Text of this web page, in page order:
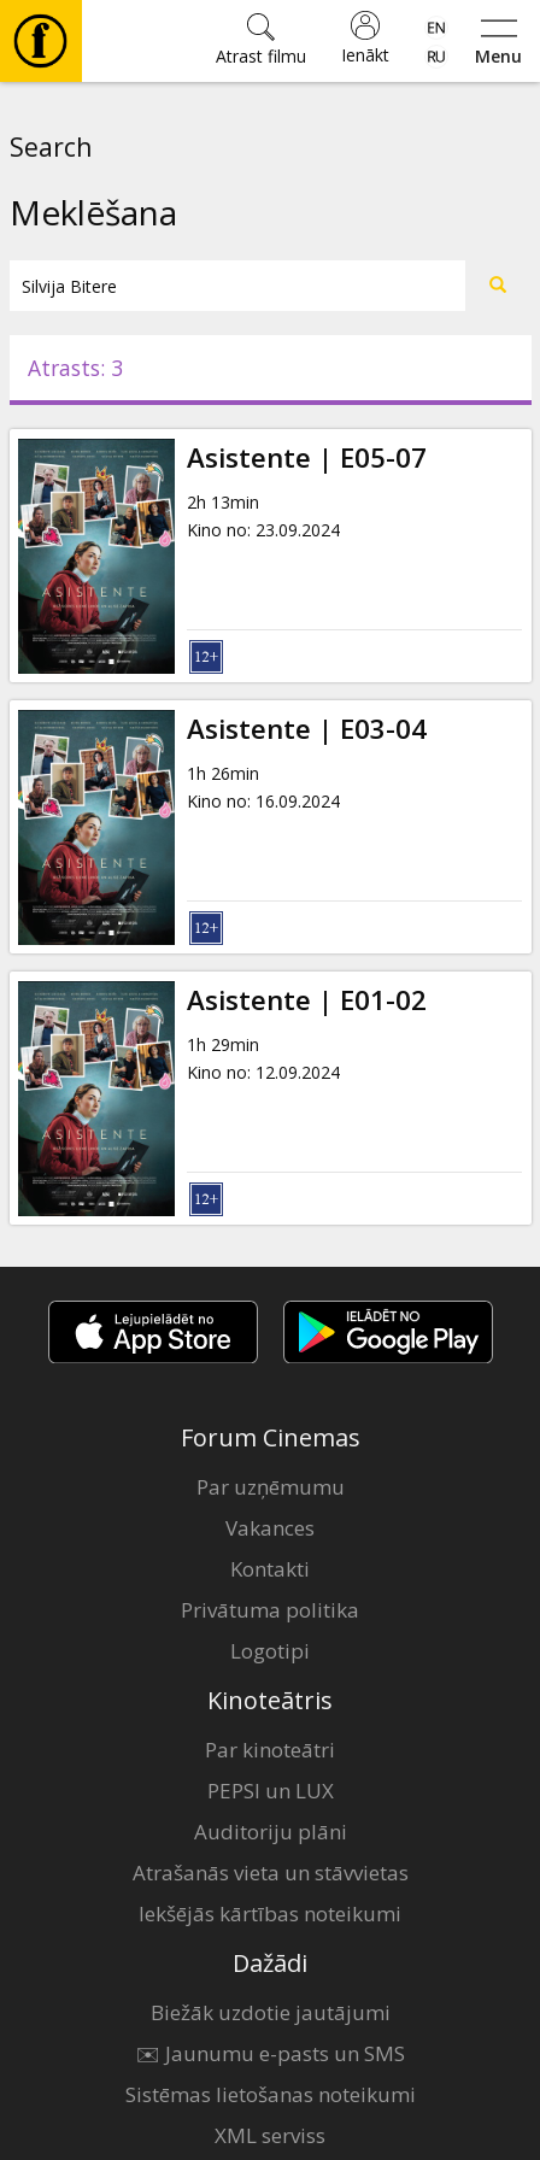
Menu
Ienākt
Atrast filmu
Pasākumi
Ziņas
Dāvanu
kartes
Uzkodas
B2B
Kino
Klubs
Search
Meklēšana
Atrasts: 3
Asistente | E05-07
2h 13min
Kino no: 23.09.2024
Asistente | E03-04
1h 26min
Kino no: 16.09.2024
Asistente | E01-02
1h 29min
Kino no: 12.09.2024
Forum Cinemas
Par uzņēmumu
Vakances
Kontakti
Privātuma politika
Logotipi
Kinoteātris
Par kinoteātri
PEPSI un LUX
Auditoriju plāni
Atrašanās vieta un stāvvietas
Iekšējās kārtības noteikumi
Dažādi
Biežāk uzdotie jautājumi
✉️ Jaunumu e-pasts un SMS
Sistēmas lietošanas noteikumi
XML serviss